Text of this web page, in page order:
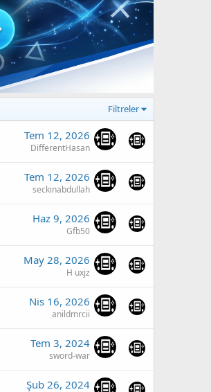
Filtreler
Tem 12, 2026
DifferentHasan
Tem 12, 2026
seckinabdullah
Haz 9, 2026
Gfb50
May 28, 2026
H uxjz
Nis 16, 2026
anildmrcii
Tem 3, 2024
sword-war
Şub 26, 2024